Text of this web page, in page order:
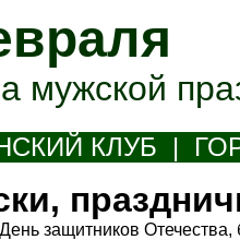
мужской
КЛУБ | Г
защитников